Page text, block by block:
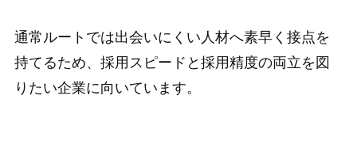
通常ルートでは出会いにくい人材へ素早く接点を
持てるため、採用スピードと採用精度の両立を図
りたい企業に向いています。